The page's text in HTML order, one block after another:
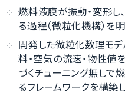
燃料液膜が振動・変形し
る過程（微粒化機構）を
開発した微粒化数理モ
料・空気の流速・物性値
づくチューニング無し
るフレームワークを構築